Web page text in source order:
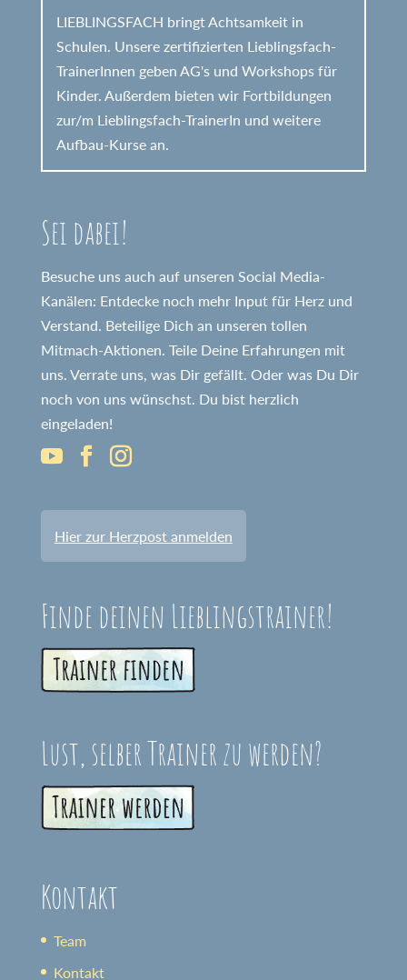
LIEBLINGSFACH bringt Achtsamkeit in
Schulen. Unsere zertifizierten Lieblingsfach-
TrainerInnen geben AG's und Workshops für
Kinder. Außerdem bieten wir Fortbildungen
zur/m Lieblingsfach-TrainerIn und weitere
Aufbau-Kurse an.
Sei dabei!
Besuche uns auch auf unseren Social Media-
Kanälen: Entdecke noch mehr Input für Herz und
Verstand. Beteilige Dich an unseren tollen
Mitmach-Aktionen. Teile Deine Erfahrungen mit
uns. Verrate uns, was Dir gefällt. Oder was Du Dir
noch von uns wünschst. Du bist herzlich
eingeladen!
Hier zur Herzpost anmelden
Finde deinen Lieblingstrainer!
Lust, selber Trainer zu werden?
Kontakt
Team
Kontakt